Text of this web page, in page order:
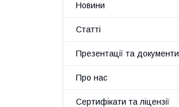
Новини
Статті
Презентації та документи
Про нас
Сертифікати та ліцензії